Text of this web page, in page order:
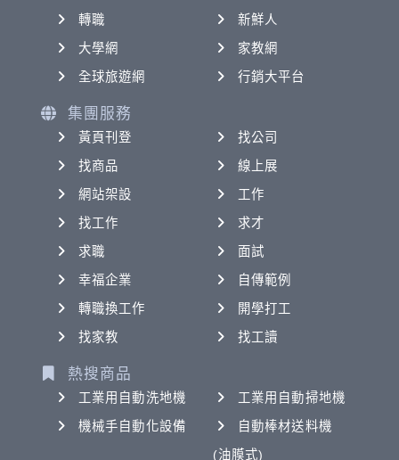
轉職
新鮮人
大學網
家教網
全球旅遊網
行銷大平台
集團服務
黃頁刊登
找公司
找商品
線上展
網站架設
工作
找工作
求才
求職
面試
幸福企業
自傳範例
轉職換工作
開學打工
找家教
找工讀
熱搜商品
工業用自動洗地機
工業用自動掃地機
機械手自動化設備
自動棒材送料機
(油膜式)